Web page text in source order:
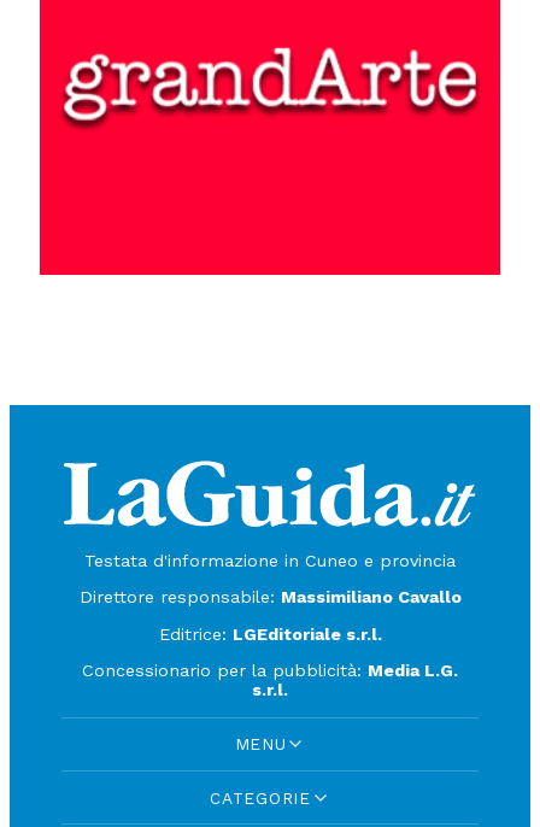
Testata d'informazione in Cuneo e provincia
Direttore responsabile: Massimiliano Cavallo
Editrice: LGEditoriale s.r.l.
Concessionario per la pubblicità: Media L.G.
s.r.l.
MENU
CATEGORIE